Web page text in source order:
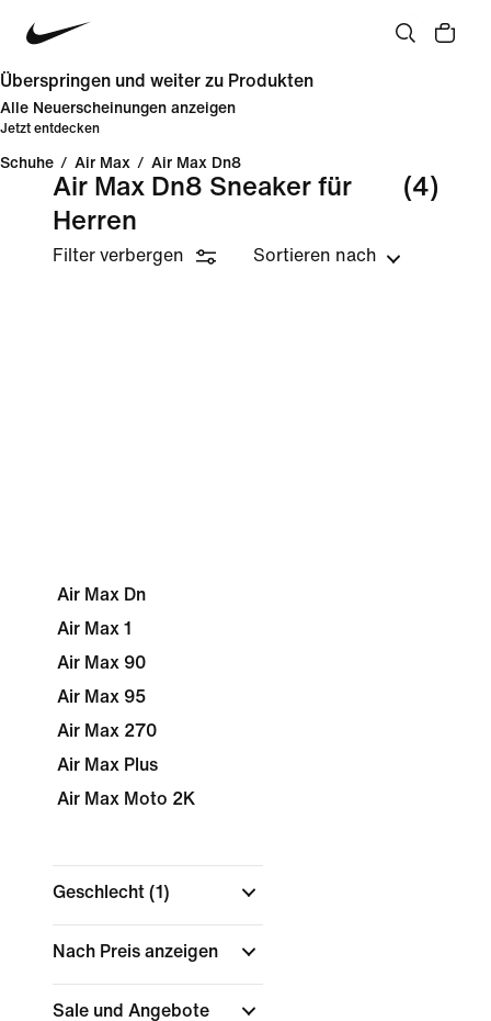
Überspringen und weiter zu Produkten
Alle Neuerscheinungen anzeigen
Jetzt entdecken
Schuhe / Air Max / Air Max Dn8
Air Max Dn8 Sneaker für
Herren
(4)
Filter verbergen Sortieren nach
Air Max Dn
Air Max 1
Air Max 90
Air Max 95
Air Max 270
Air Max Plus
Air Max Moto 2K
Geschlecht (1)
Nach Preis anzeigen
Sale und Angebote